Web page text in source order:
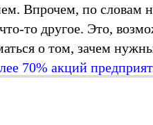
Впрочем, по словам
то другое. Это,
о том, зачем
70% акций